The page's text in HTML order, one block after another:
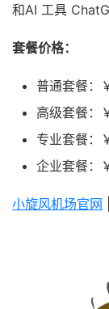
和AI 工具
套餐价格：
普通套餐：
高级套餐：
专业套餐：
企业套餐：
小旋风机场官网